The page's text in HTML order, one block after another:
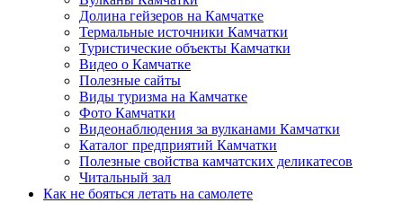
Долина гейзеров на Камчатке
Термальные источники Камчатки
Туристические объекты Камчатки
Видео о Камчатке
Полезные сайты
Виды туризма на Камчатке
Фото Камчатки
Видеонаблюдения за вулканами Камчатки
Каталог предприятий Камчатки
Полезные свойства камчатских деликатесов
Читальный зал
Как не бояться летать на самолете